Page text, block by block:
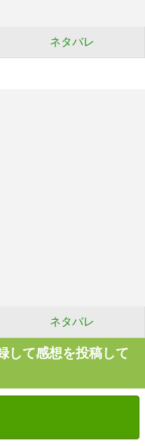
ネタバレ
ネタバレ
して感想を投稿して